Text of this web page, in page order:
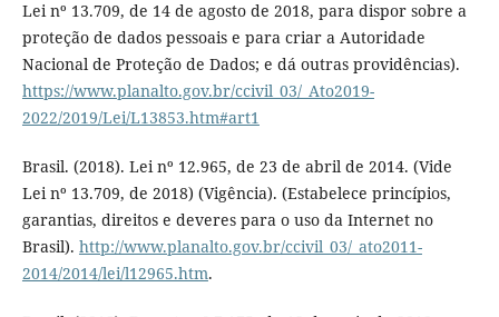
Lei nº 13.709, de 14 de agosto de 2018, para dispor sobre a
proteção de dados pessoais e para criar a Autoridade
Nacional de Proteção de Dados; e dá outras providências).
https://www.planalto.gov.br/ccivil_03/_Ato2019-
2022/2019/Lei/L13853.htm#art1
Brasil. (2018). Lei nº 12.965, de 23 de abril de 2014. (Vide
Lei nº 13.709, de 2018) (Vigência). (Estabelece princípios,
garantias, direitos e deveres para o uso da Internet no
Brasil). http://www.planalto.gov.br/ccivil_03/_ato2011-
2014/2014/lei/l12965.htm.